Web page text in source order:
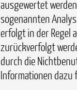
ausgewertet
sogenannten
erfolgt in der Regel
zurückverfolgt
durch die
Informationen dazu